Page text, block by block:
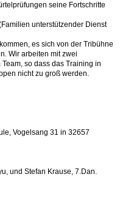
seine Fortschritte
unterstützender Dienst
es sich von der Tribühne
Wir arbeiten mit zwei
so dass das Training in
nicht zu groß werden.
Vogelsang 31 in 32657
und Stefan Krause, 7.Dan.